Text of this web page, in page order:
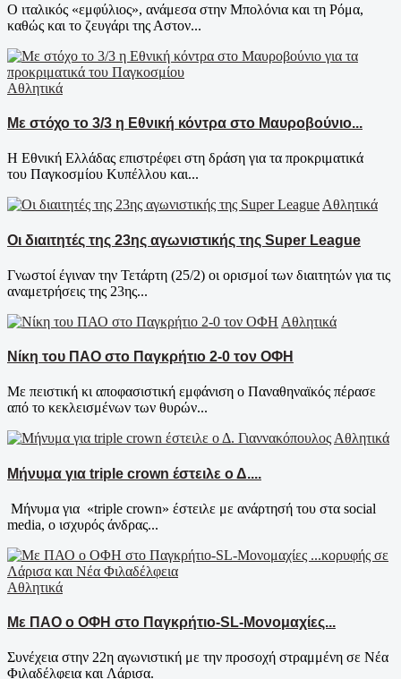
Ο ιταλικός «εμφύλιος», ανάμεσα στην Μπολόνια και τη Ρόμα,
καθώς και το ζευγάρι της Αστον...
Αθλητικά
Με στόχο το 3/3 η Εθνική κόντρα στο Μαυροβούνιο...
Η Εθνική Ελλάδας επιστρέφει στη δράση για τα προκριματικά
του Παγκοσμίου Κυπέλλου και...
Αθλητικά
Οι διαιτητές της 23ης αγωνιστικής της Super League
Γνωστοί έγιναν την Τετάρτη (25/2) οι ορισμοί των διαιτητών για τις
αναμετρήσεις της 23ης...
Αθλητικά
Νίκη του ΠΑΟ στο Παγκρήτιο 2-0 τον ΟΦΗ
Με πειστική κι αποφασιστική εμφάνιση ο Παναθηναϊκός πέρασε
από το κεκλεισμένων των θυρών...
Αθλητικά
Μήνυμα για triple crown έστειλε ο Δ....
Mήνυμα για «triple crown» έστειλε με ανάρτησή του στα social
media, ο ισχυρός άνδρας...
Αθλητικά
Με ΠΑΟ ο ΟΦΗ στο Παγκρήτιο-SL-Μονομαχίες...
Συνέχεια στην 22η αγωνιστική με την προσοχή στραμμένη σε Νέα
Φιλαδέλφεια και Λάρισα.